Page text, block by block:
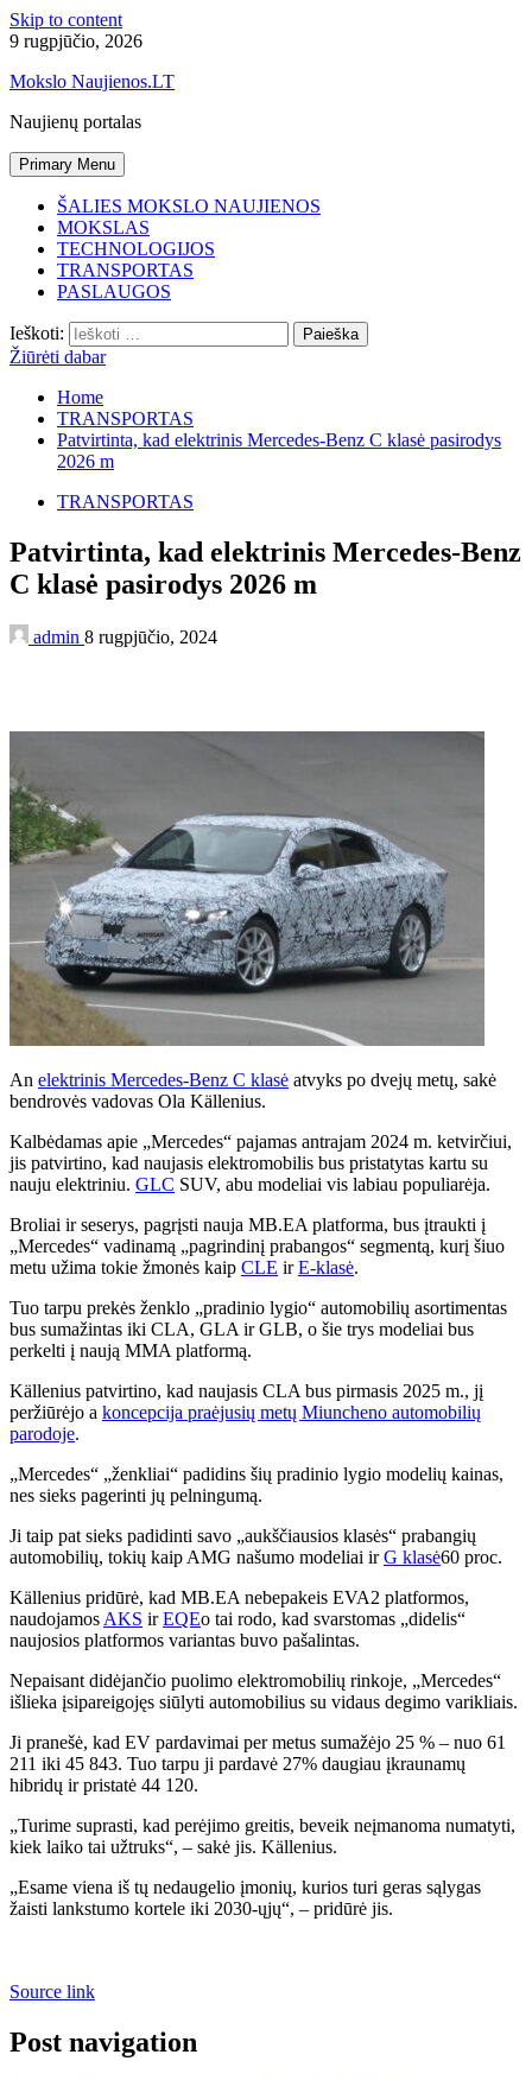
Skip to content
9 rugpjūčio, 2026
Mokslo Naujienos.LT
Naujienų portalas
Primary Menu
ŠALIES MOKSLO NAUJIENOS
MOKSLAS
TECHNOLOGIJOS
TRANSPORTAS
PASLAUGOS
Ieškoti:
Žiūrėti dabar
Home
TRANSPORTAS
Patvirtinta, kad elektrinis Mercedes-Benz C klasė pasirodys
2026 m
TRANSPORTAS
Patvirtinta, kad elektrinis Mercedes-Benz
C klasė pasirodys 2026 m
admin 8 rugpjūčio, 2024
An elektrinis Mercedes-Benz C klasė atvyks po dvejų metų, sakė
bendrovės vadovas Ola Källenius.
Kalbėdamas apie „Mercedes“ pajamas antrajam 2024 m. ketvirčiui,
jis patvirtino, kad naujasis elektromobilis bus pristatytas kartu su
nauju elektriniu. GLC SUV, abu modeliai vis labiau populiarėja.
Broliai ir seserys, pagrįsti nauja MB.EA platforma, bus įtraukti į
„Mercedes“ vadinamą „pagrindinį prabangos“ segmentą, kurį šiuo
metu užima tokie žmonės kaip CLE irE-klasė.
Tuo tarpu prekės ženklo „pradinio lygio“ automobilių asortimentas
bus sumažintas iki CLA, GLA ir GLB, o šie trys modeliai bus
perkelti į naują MMA platformą.
Källenius patvirtino, kad naujasis CLA bus pirmasis 2025 m., jį
peržiūrėjo a koncepcija praėjusių metų Miuncheno automobilių
parodoje.
„Mercedes“ „ženkliai“ padidins šių pradinio lygio modelių kainas,
nes sieks pagerinti jų pelningumą.
Ji taip pat sieks padidinti savo „aukščiausios klasės“ prabangių
automobilių, tokių kaip AMG našumo modeliai irG klasė60 proc.
Källenius pridūrė, kad MB.EA nebepakeis EVA2 platformos,
naudojamos AKS irEQEo tai rodo, kad svarstomas „didelis“
naujosios platformos variantas buvo pašalintas.
Nepaisant didėjančio puolimo elektromobilių rinkoje, „Mercedes“
išlieka įsipareigojęs siūlyti automobilius su vidaus degimo varikliais.
Ji pranešė, kad EV pardavimai per metus sumažėjo 25 % – nuo ​​61
211 iki 45 843. Tuo tarpu ji pardavė 27% daugiau įkraunamų
hibridų ir pristatė 44 120.
„Turime suprasti, kad perėjimo greitis, beveik neįmanoma numatyti,
kiek laiko tai užtruks“, – sakė jis. Källenius.
„Esame viena iš tų nedaugelio įmonių, kurios turi geras sąlygas
žaisti lankstumo kortele iki 2030-ųjų“, – pridūrė jis.
Source link
Post navigation